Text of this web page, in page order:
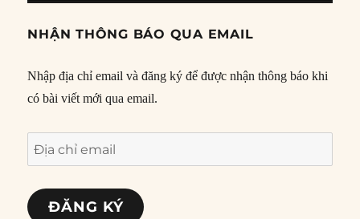
NHẬN THÔNG BÁO QUA EMAIL
Nhập địa chỉ email và đăng ký để được nhận thông báo khi
có bài viết mới qua email.
Địa
chỉ
email
ĐĂNG KÝ